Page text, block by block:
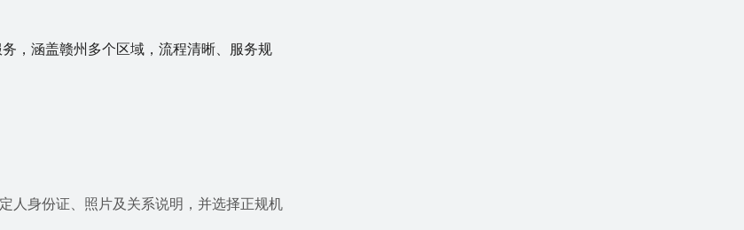
，涵盖赣州多个区域，流程清晰、服务规
人身份证、照片及关系说明，并选择正规机